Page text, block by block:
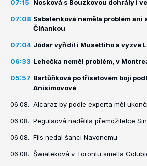
07:15 Nosková s Bouzkovou dohrály i
07:08 Sabalenková neměla problém ani
Číňankou
07:04 Jódar vyřídil i Musettiho a vyzve
06:33 Lehečka neměl problém, v
05:57 Bartůňková po třísetovém boji
Anisimovové
06.08. Alcaraz by podle experta měl
06.08. Pegulaová nadělila přemožitelce
06.08. Fils nedal šanci Navonemu
06.08. Šwiateková v Torontu smetla